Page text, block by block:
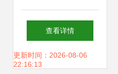
回馈投资者，展现
人工智能应用发展
查看详情
更新时间：2026-08-06
22:16:13